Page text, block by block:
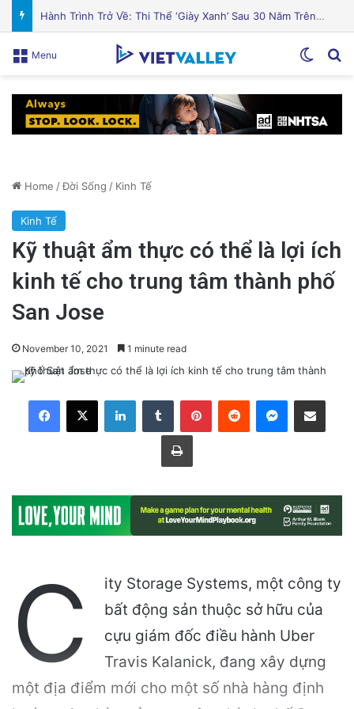
Cá hồi nướng gia vị Địa Trung Hải thơm ngon hấp dẫn
Menu
Home /Đời Sống / Kinh Tế
Kinh Tế
Kỹ thuật ẩm thực có thể là lợi ích
kinh tế cho trung tâm thành phố
San Jose
November 10, 2021 1 minute read
LinkedInTumblr PinterestReddit Messenger
Share via Email
Print
C
ity Storage Systems, một công ty
bất động sản thuộc sở hữu của
cựu giám đốc điều hành Uber
Travis Kalanick, đang xây dựng
một địa điểm mới cho một số nhà hàng định